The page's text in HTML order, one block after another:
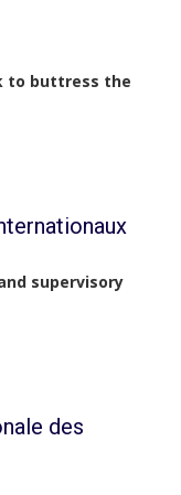
to buttress the
supervisory
des